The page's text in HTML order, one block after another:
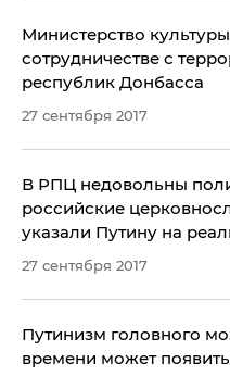
Министерство
сотрудничестве с
республик Донбасса
27 сентября 2017
В РПЦ недовольны
российские
указали Путину на
27 сентября 2017
​Путинизм головного
времени может